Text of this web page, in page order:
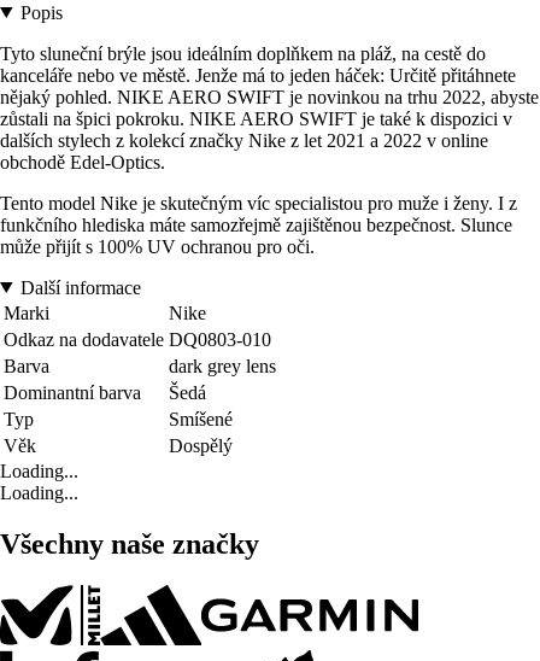
Popis
Tyto sluneční brýle jsou ideálním doplňkem na pláž, na cestě do
kanceláře nebo ve městě. Jenže má to jeden háček: Určitě přitáhnete
nějaký pohled. NIKE AERO SWIFT je novinkou na trhu 2022, abyste
zůstali na špici pokroku. NIKE AERO SWIFT je také k dispozici v
dalších stylech z kolekcí značky Nike z let 2021 a 2022 v online
obchodě Edel-Optics.
Tento model Nike je skutečným víc specialistou pro muže i ženy. I z
funkčního hlediska máte samozřejmě zajištěnou bezpečnost. Slunce
může přijít s 100% UV ochranou pro oči.
Další informace
Marki
Nike
Odkaz na dodavatele DQ0803-010
Barva
dark grey lens
Dominantní barva
Šedá
Typ
Smíšené
Věk
Dospělý
Loading...
Loading...
Všechny naše značky